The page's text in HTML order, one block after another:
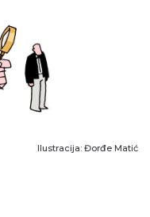
Ilustracija: Đorđe Matić